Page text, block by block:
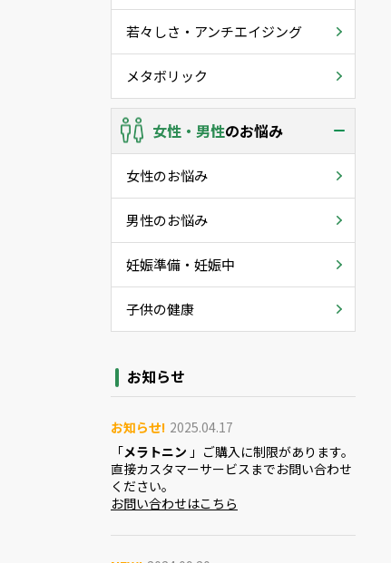
若々しさ・アンチエイジング
メタボリック
女性・男性のお悩み
女性のお悩み
男性のお悩み
妊娠準備・妊娠中
子供の健康
お知らせ
お知らせ! 2025.04.17
「メラトニン 」ご購入に制限があります。
直接カスタマーサービスまでお問い合わせ
ください。
お問い合わせはこちら